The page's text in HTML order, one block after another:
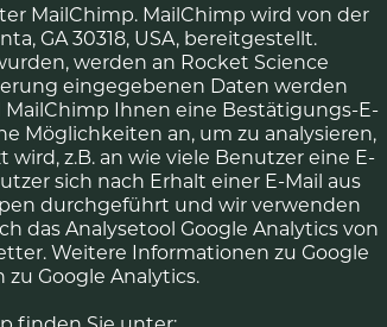
MailChimp. MailChimp wird von der
GA 30318, USA, bereitgestellt.
werden an Rocket Science
eingegebenen Daten werden
Ihnen eine Bestätigungs-E-
Möglichkeiten an, um zu analysieren,
z.B. an wie viele Benutzer eine E-
sich nach Erhalt einer E-Mail aus
durchgeführt und wir verwenden
das Analysetool Google Analytics von
Weitere Informationen zu Google
Google Analytics.